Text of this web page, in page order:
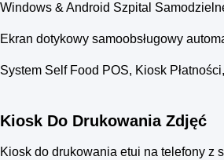
Windows & Android Szpital
Ekran dotykowy samoobsługowy
System Self Food POS, Kiosk
Kiosk Do Drukowania Zdjęć
Kiosk do drukowania etui na telefony z